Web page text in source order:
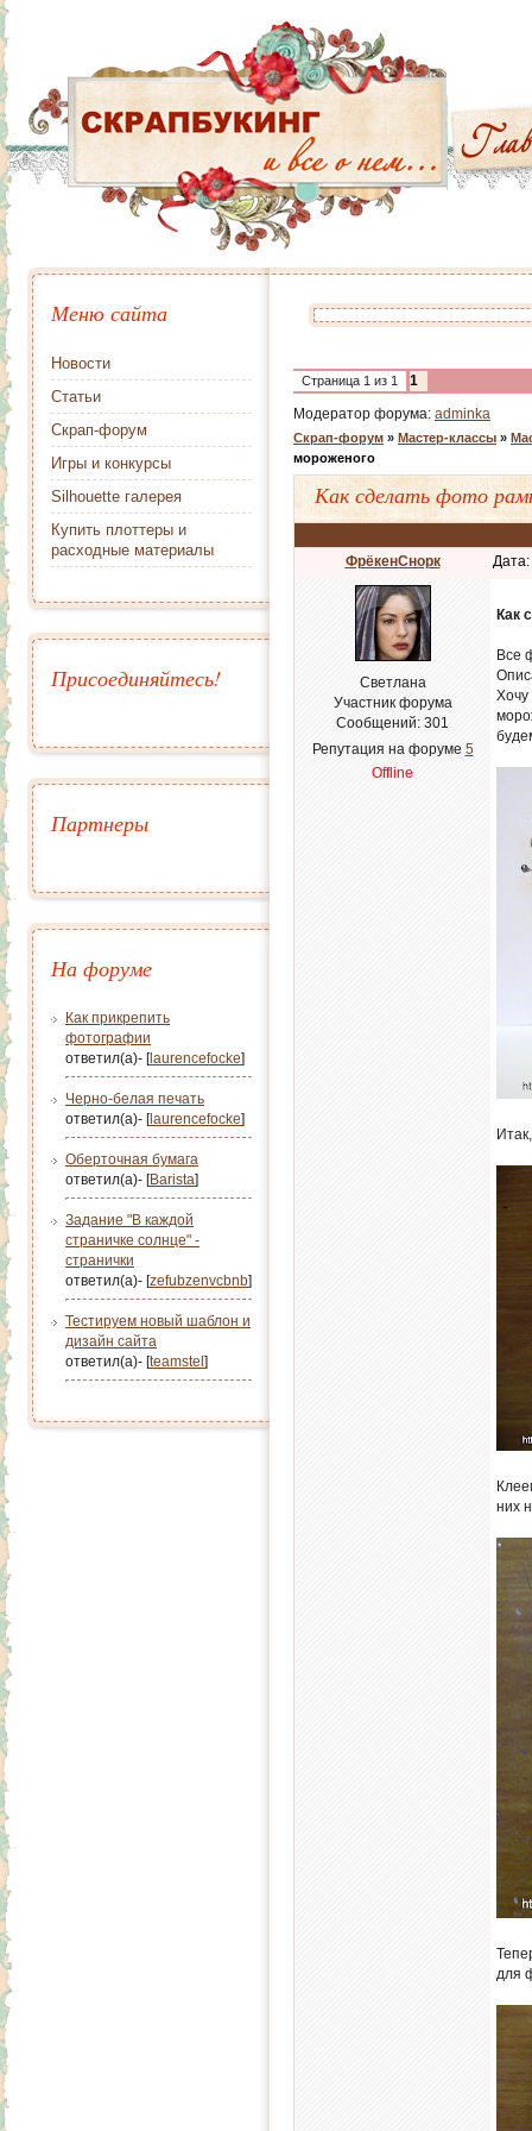
Меню сайта
Новости
Статьи
Скрап-форум
Игры и конкурсы
Silhouette галерея
Купить плоттеры и
расходные материалы
Присоединяйтесь!
Партнеры
На форуме
Как прикрепить
фотографии
ответил(а)- [laurencefocke]
Черно-белая печать
ответил(а)- [laurencefocke]
Оберточная бумага
ответил(а)- [Barista]
Задание "В каждой
страничке солнце" -
странички
ответил(а)- [zefubzenvcbnb]
Тестируем новый шаблон и
дизайн сайта
ответил(а)- [teamstel ]
Страница 1 из 1
1
Модератор форума: adminka
Скрап-форум » Мастер-классы »
мороженого
Как сделать фото
ФрёкенСнорк
Светлана
Участник форума
Сообщений: 301
Репутация на форуме 5
Offline
Как
Все
Хочу
них
для